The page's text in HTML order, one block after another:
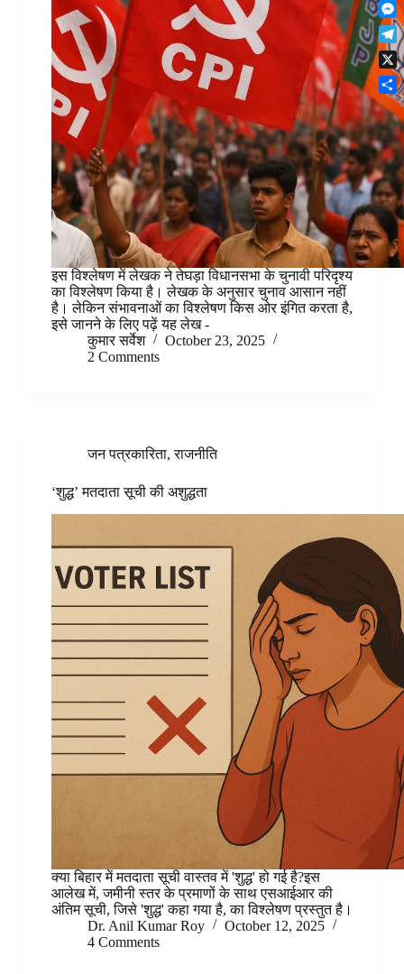
इस विश्लेषण में लेखक ने तेघड़ा विधानसभा के चुनावी परिदृश्य
का विश्लेषण किया है। लेखक के अनुसार चुनाव आसान नहीं
है। लेकिन संभावनाओं का विश्लेषण किस ओर इंगित करता है,
इसे जानने के लिए पढ़ें यह लेख -
कुमार सर्वेश
October 23, 2025
2 Comments
जन पत्रकारिता,राजनीति
‘शुद्ध’ मतदाता सूची की अशुद्धता
क्या बिहार में मतदाता सूची वास्तव में 'शुद्ध' हो गई है?इस
आलेख में, जमीनी स्तर के प्रमाणों के साथ एसआईआर की
अंतिम सूची, जिसे 'शुद्ध' कहा गया है, का विश्लेषण प्रस्तुत है।
Dr. Anil Kumar Roy
October 12, 2025
4 Comments
o
k
r
e
s
t
t
s
A
p
p
n
k
e
d
I
n
l
i
p
b
o
a
r
d
M
e
s
s
e
n
e
r
T
e
l
e
g
r
a
m
X
S
h
a
r
e